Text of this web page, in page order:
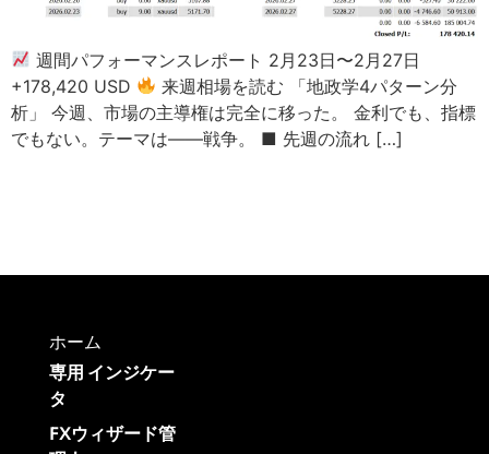
週間パフォーマンスレポート 2月23日〜2月27日
+178,420 USD
来週相場を読む 「地政学4パターン分
析」 今週、市場の主導権は完全に移った。 金利でも、指標
でもない。テーマは――戦争。 ■ 先週の流れ […]
ホーム
専用 インジケー
タ
FXウィザード管